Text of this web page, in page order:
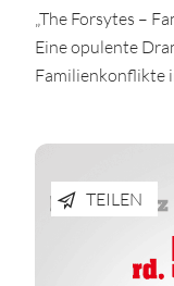
„The Forsytes –
Eine opulente
Familienkonflikte
TEILEN